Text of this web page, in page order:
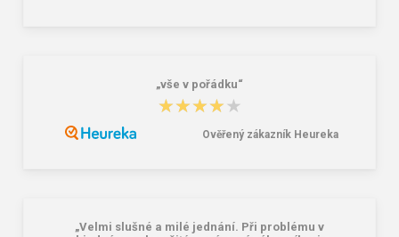
„vše v pořádku“
★★★★★
★★★★★
Ověřený zákazník Heureka
„Velmi slušné a milé jednání. Při problému v